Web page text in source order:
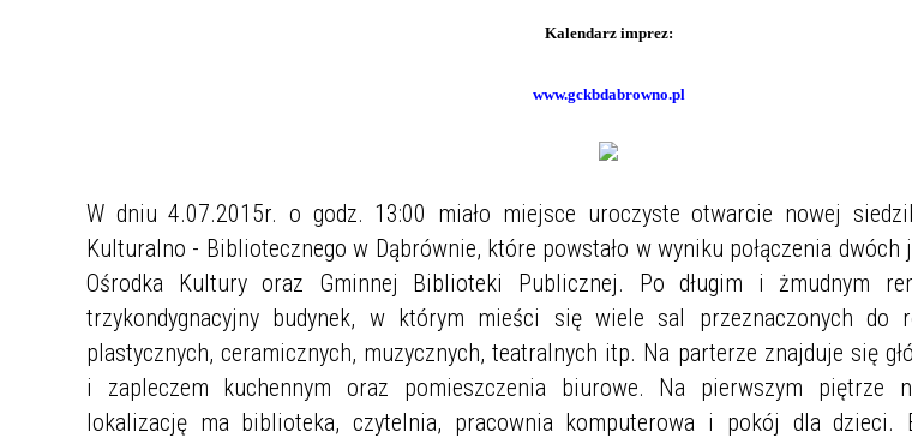
Kalendarz imprez:
www.gckbdabrowno.pl
W dniu 4.07.2015r. o godz. 13:00 miało miejsce uroczyste otwarcie nowej
Kulturalno - Bibliotecznego w Dąbrównie, które powstało w wyniku połączenia dwóch
Ośrodka Kultury oraz Gminnej Biblioteki Publicznej. Po długim i żmudnym
trzykondygnacyjny budynek, w którym mieści się wiele sal przeznaczonych do
plastycznych, ceramicznych, muzycznych, teatralnych itp. Na parterze znajduje się
i zapleczem kuchennym oraz pomieszczenia biurowe. Na pierwszym piętrze
lokalizację ma biblioteka, czytelnia, pracownia komputerowa i pokój dla dzieci.